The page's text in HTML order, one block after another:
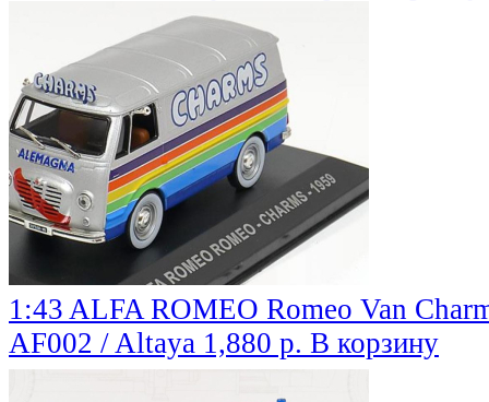
1:43 ALFA ROMEO Romeo Van
AF002 / Altaya 1,880 р. В корзину